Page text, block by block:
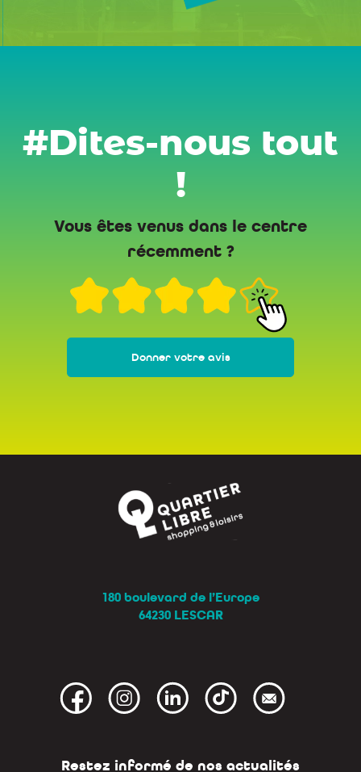
#Dites-nous tout
!
Vous êtes venus dans le centre
récemment ?
Donner votre avis
180 boulevard de l’Europe
64230 LESCAR
Restez informé de nos actualités